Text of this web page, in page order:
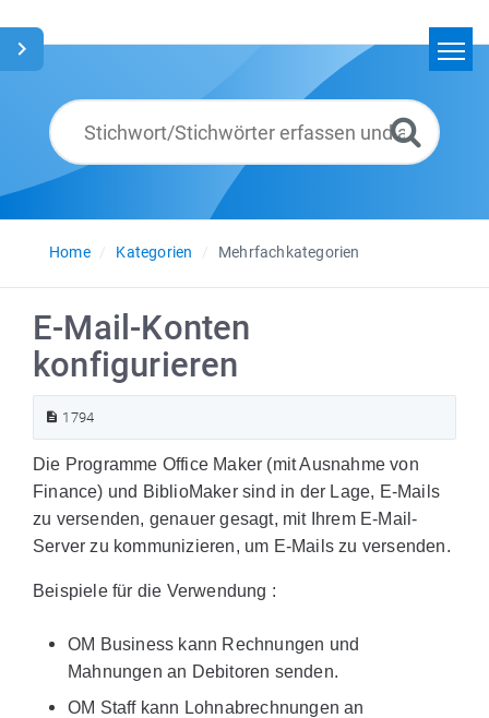
Glossar
Deutsch
Home
Kategorien Mehrfachkategorien
E-Mail-Konten
konfigurieren
1794
Die Programme Office Maker (mit Ausnahme von
Finance) und BiblioMaker sind in der Lage, E-Mails
zu versenden, genauer gesagt, mit Ihrem E-Mail-
Server zu kommunizieren, um E-Mails zu versenden.
Beispiele für die Verwendung :
OM Business kann Rechnungen und
Mahnungen an Debitoren senden.
OM Staff kann Lohnabrechnungen an